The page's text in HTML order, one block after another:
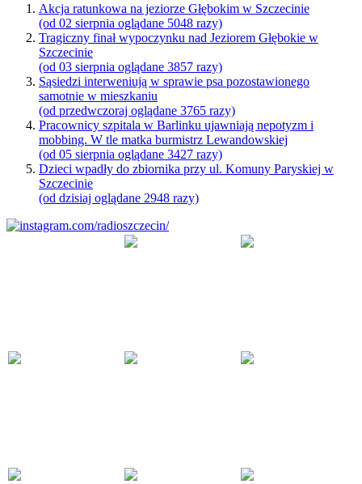
Akcja ratunkowa na jeziorze Głębokim w Szczecinie
(od 02 sierpnia oglądane 5048 razy)
Tragiczny finał wypoczynku nad Jeziorem Głębokie w
Szczecinie
(od 03 sierpnia oglądane 3857 razy)
Sąsiedzi interweniują w sprawie psa pozostawionego
samotnie w mieszkaniu
(od przedwczoraj oglądane 3765 razy)
Pracownicy szpitala w Barlinku ujawniają nepotyzm i
mobbing. W tle matka burmistrz Lewandowskiej
(od 05 sierpnia oglądane 3427 razy)
Dzieci wpadły do zbiornika przy ul. Komuny Paryskiej w
Szczecinie
(od dzisiaj oglądane 2948 razy)